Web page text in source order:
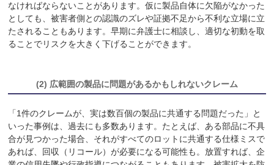
なければならないことがあります。仮に製品自体に欠陥がなかった
としても、被害者側との認識のズレや証拠不足から不利な立場に立
たされることもあります。早期に弁護士に相談し、適切な初動を取
ることでリスクを大きく下げることができます。
(2) 広範囲の製品に問題があるかもしれないクレーム
「1件のクレームが、実は数百個の製品に共通する問題だった」と
いった事例は、過去にも多数あります。たとえば、ある部品に不具
合が見つかった場合、それがすべてのロットに共通する仕様ミスで
あれば、回収（リコール）が必要になる可能性も。放置すれば、企